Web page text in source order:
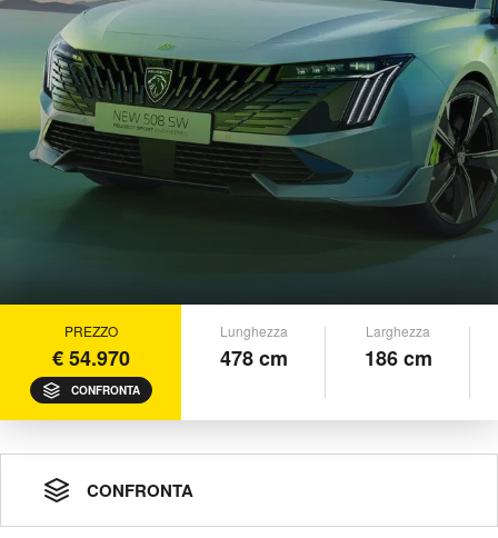
PREZZO
€ 54.970
CONFRONTA
Lunghezza
478 cm
Larghezza
186 cm
CONFRONTA